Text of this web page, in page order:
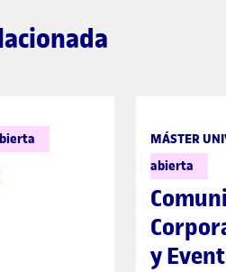
MÁSTER
abierta
y